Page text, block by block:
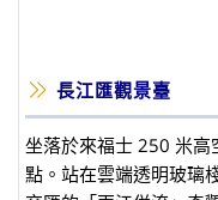
長江匯觀景臺
坐落於來福士 250 米高
點。站在雲端透明玻璃